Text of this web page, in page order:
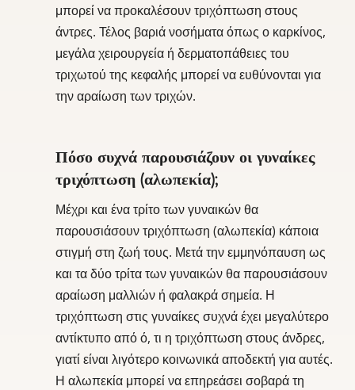
μπορεί να προκαλέσουν τριχόπτωση στους
άντρες. Τέλος βαριά νοσήματα όπως ο καρκίνος,
μεγάλα χειρουργεία ή δερματοπάθειες του
τριχωτού της κεφαλής μπορεί να ευθύνονται για
την αραίωση των τριχών.
Πόσο συχνά παρουσιάζουν οι γυναίκες
τριχόπτωση (αλωπεκία);
Μέχρι και ένα τρίτο των γυναικών θα
παρουσιάσουν τριχόπτωση (αλωπεκία) κάποια
στιγμή στη ζωή τους. Μετά την εμμηνόπαυση ως
και τα δύο τρίτα των γυναικών θα παρουσιάσουν
αραίωση μαλλιών ή φαλακρά σημεία. Η
τριχόπτωση στις γυναίκες συχνά έχει μεγαλύτερο
αντίκτυπο από ό, τι η τριχόπτωση στους άνδρες,
γιατί είναι λιγότερο κοινωνικά αποδεκτή για αυτές.
Η αλωπεκία μπορεί να επηρεάσει σοβαρά τη